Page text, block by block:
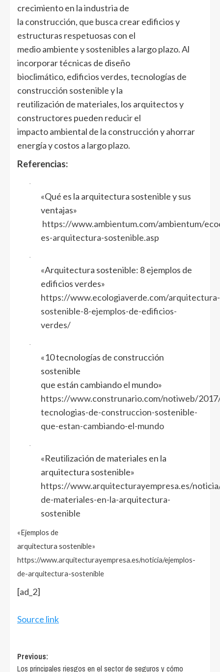
crecimiento en la industria de
la construcción, que busca crear edificios y
estructuras respetuosas con el
medio ambiente y sostenibles a largo plazo. Al
incorporar técnicas de diseño
bioclimático, edificios verdes, tecnologías de
construcción sostenible y la
reutilización de materiales, los arquitectos y
constructores pueden reducir el
impacto ambiental de la construcción y ahorrar
energía y costos a largo plazo.
Referencias:
·
«Qué es la arquitectura sostenible y sus
ventajas»
https://www.ambientum.com/ambientum/
es-arquitectura-sostenible.asp
·
«Arquitectura sostenible: 8 ejemplos de
edificios verdes»
https://www.ecologiaverde.com/arquitectura-
sostenible-8-ejemplos-de-edificios-
verdes/
·
«10 tecnologías de construcción
sostenible
que están cambiando el mundo»
https://www.construnario.com/notiweb/
tecnologias-de-construccion-sostenible-
que-estan-cambiando-el-mundo
·
«Reutilización de materiales en la
arquitectura sostenible»
https://www.arquitecturayempresa.es/
de-materiales-en-la-arquitectura-
sostenible
«Ejemplos de
arquitectura sostenible»
https://www.arquitecturayempresa.es/noticia/ejemplos-
de-arquitectura-sostenible
[ad_2]
Source link
Post
Previous:
Los principales riesgos en el sector de seguros y cómo